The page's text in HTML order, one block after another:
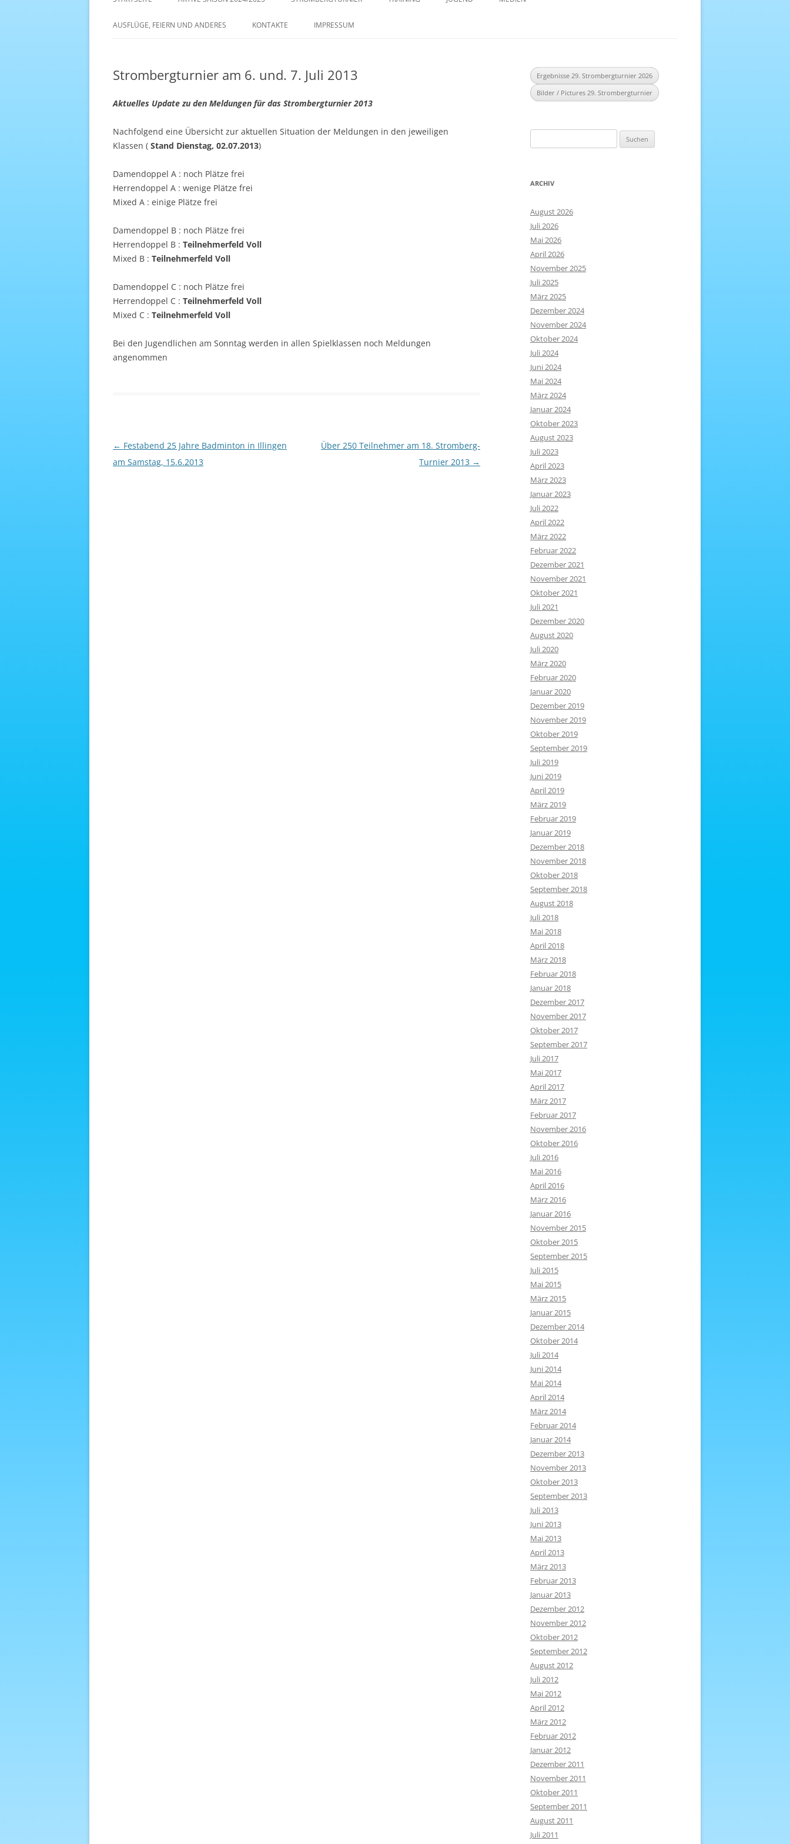
AKTIVE SAISON 2022/23
SAISON 2023 – MANNSCHAFTEN –
29. STROMBERGTURNIER 2026
27. STROMBERGTURNIER 2024
AUSFLÜGE, FEIERN UND ANDERES KONTAKTE IMPRESSUM
Strombergturnier am 6. und. 7. Juli 2013
Aktuelles Update zu den Meldungen für das Strombergturnier 2013
Nachfolgend eine Übersicht zur aktuellen Situation der Meldungen in den jeweiligen
Klassen ( Stand Dienstag, 02.07.2013)
Damendoppel A : noch Plätze frei
Herrendoppel A : wenige Plätze frei
Mixed A : einige Plätze frei
Damendoppel B : noch Plätze frei
Herrendoppel B : Teilnehmerfeld Voll
Mixed B : Teilnehmerfeld Voll
Damendoppel C : noch Plätze frei
Herrendoppel C : Teilnehmerfeld Voll
Mixed C : Teilnehmerfeld Voll
Bei den Jugendlichen am Sonntag werden in allen Spielklassen noch Meldungen
angenommen
Beitragsnavigation
← Festabend 25 Jahre Badminton in Illingen
am Samstag, 15.6.2013
Über 250 Teilnehmer am 18. Stromberg-
Turnier 2013 →
Ergebnisse 29. Strombergturnier 2026
Bilder / Pictures 29. Strombergturnier
nach:
ARCHIV
August 2026
Juli 2026
Mai 2026
April 2026
November 2025
Juli 2025
März 2025
Dezember 2024
November 2024
Oktober 2024
Juli 2024
Juni 2024
Mai 2024
März 2024
Januar 2024
Oktober 2023
August 2023
Juli 2023
April 2023
März 2023
Januar 2023
Juli 2022
April 2022
März 2022
Februar 2022
Dezember 2021
November 2021
Oktober 2021
Juli 2021
Dezember 2020
August 2020
Juli 2020
März 2020
Februar 2020
Januar 2020
Dezember 2019
November 2019
Oktober 2019
September 2019
Juli 2019
Juni 2019
April 2019
März 2019
Februar 2019
Januar 2019
Dezember 2018
November 2018
Oktober 2018
September 2018
August 2018
Juli 2018
Mai 2018
April 2018
März 2018
Februar 2018
Januar 2018
Dezember 2017
November 2017
Oktober 2017
September 2017
Juli 2017
Mai 2017
April 2017
März 2017
Februar 2017
November 2016
Oktober 2016
Juli 2016
Mai 2016
April 2016
März 2016
Januar 2016
November 2015
Oktober 2015
September 2015
Juli 2015
Mai 2015
März 2015
Januar 2015
Dezember 2014
Oktober 2014
Juli 2014
Juni 2014
Mai 2014
April 2014
März 2014
Februar 2014
Januar 2014
Dezember 2013
November 2013
Oktober 2013
September 2013
Juli 2013
Juni 2013
Mai 2013
April 2013
März 2013
Februar 2013
Januar 2013
Dezember 2012
November 2012
Oktober 2012
September 2012
August 2012
Juli 2012
Mai 2012
April 2012
März 2012
Februar 2012
Januar 2012
Dezember 2011
November 2011
Oktober 2011
September 2011
August 2011
Juli 2011